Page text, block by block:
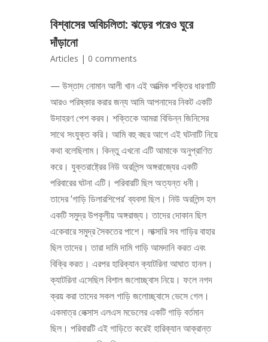
বিশ্বাসের অবিচলিতা: ঝড়ের পরেও ঘুরে
দাঁড়ানো
Articles | 0 comments
— উস্তাদ নোমান আলী খান এই আত্মিক শক্তির ধারণাটি
আরও পরিষ্কার করার জন্য আমি আপনাদের নিকট একটি
উদাহরণ পেশ করব। শক্তিকে আমরা বিভিন্ন জিনিসের
সাথে সংযুক্ত করি। আমি বহু বছর আগে এই ঘটনাটি নিয়ে
কথা বলেছিলাম। কিন্তু এখনো এটি আমাকে অনুপ্রাণিত
করে। যুক্তরাষ্ট্রের নিউ অরলিন্স অঙ্গরাজ্যের একটি
পরিবারের ঘটনা এটি। পরিবারটি ছিল অত্যন্ত ধনী।
তাদের ‘গাড়ি ডিলারশিপের’ ব্যবসা ছিল। নিউ অরলিন্স হল
একটি সমুদ্র উপকূলীয় অঙ্গরাজ্য। তাদের দোকান ছিল
একেবারে সমুদ্র সৈকতের পাশে। লাক্সারি সব গাড়ির বাহার
ছিল তাদের। তারা দামি দামি গাড়ি আমদানি করত এবং
বিক্রি করত। এরপর হারিক্যান ক্যাটরিনা আঘাত হানল।
ক্যাটরিনা এসেছিল বিশাল জলোচ্ছ্বাস নিয়ে। ফলে নগদ
ক্রয় করা তাদের সকল গাড়ি জলোচ্ছ্বাসে ভেসে গেল।
একমাত্র লেক্সাস এলএস মডেলের একটি গাড়ি বর্তমান
ছিল। পরিবারটি এই গাড়িতে করেই হারিক্যান আক্রান্ত